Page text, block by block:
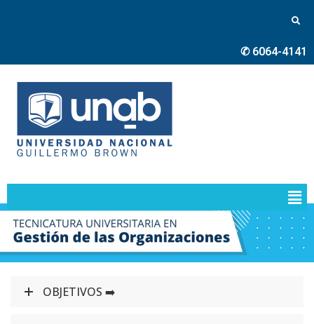
✆ 6064-4141
OBJETIVOS ➡️